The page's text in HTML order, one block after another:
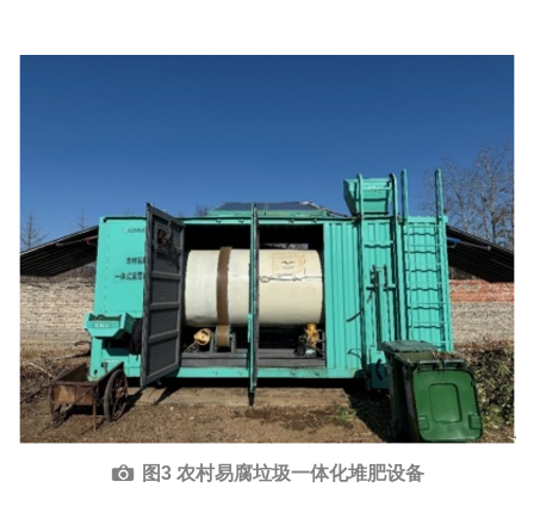
图3 农村易腐垃圾一体化堆肥设备